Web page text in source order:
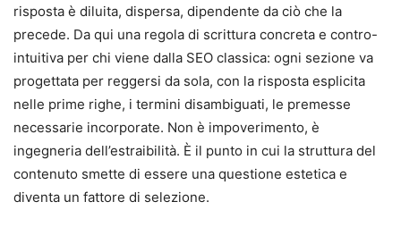
risposta è diluita, dispersa, dipendente da ciò che la
precede. Da qui una regola di scrittura concreta e contro-
intuitiva per chi viene dalla SEO classica: ogni sezione va
progettata per reggersi da sola, con la risposta esplicita
nelle prime righe, i termini disambiguati, le premesse
necessarie incorporate. Non è impoverimento, è
ingegneria dell’estraibilità. È il punto in cui la struttura del
contenuto smette di essere una questione estetica e
diventa un fattore di selezione.